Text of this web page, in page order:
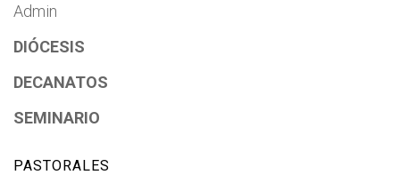
Admin
DIÓCESIS
DECANATOS
SEMINARIO
PASTORALES